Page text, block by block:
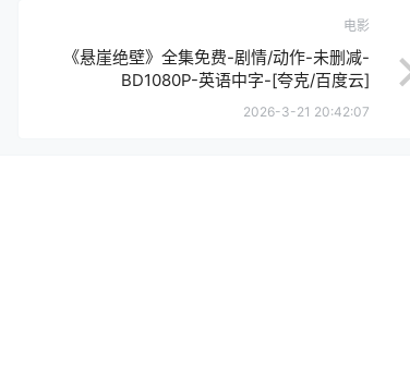
电影
《悬崖绝壁》全集免费-剧情/动作-未删减-
BD1080P-英语中字-[夸克/百度云]
2026-3-21 20:42:07